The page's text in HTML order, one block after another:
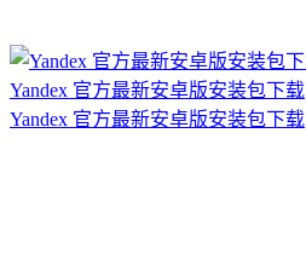
Yandex 官方最新安卓版安装包下载
Yandex 官方最新安卓版安装包下载